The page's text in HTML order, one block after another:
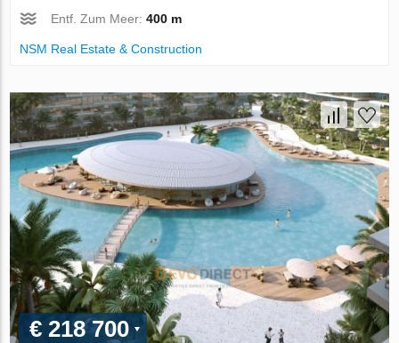
Entf. Zum Meer:400 m
NSM Real Estate & Construction
€ 218 700